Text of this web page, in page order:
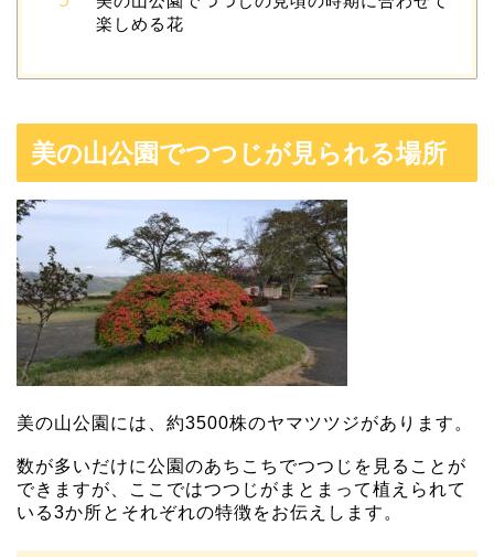
楽しめる花
美の山公園でつつじが見られる場所
美の山公園には、約3500株のヤマツツジがあります。
数が多いだけに公園のあちこちでつつじを見ることが
できますが、ここではつつじがまとまって植えられて
いる3か所とそれぞれの特徴をお伝えします。